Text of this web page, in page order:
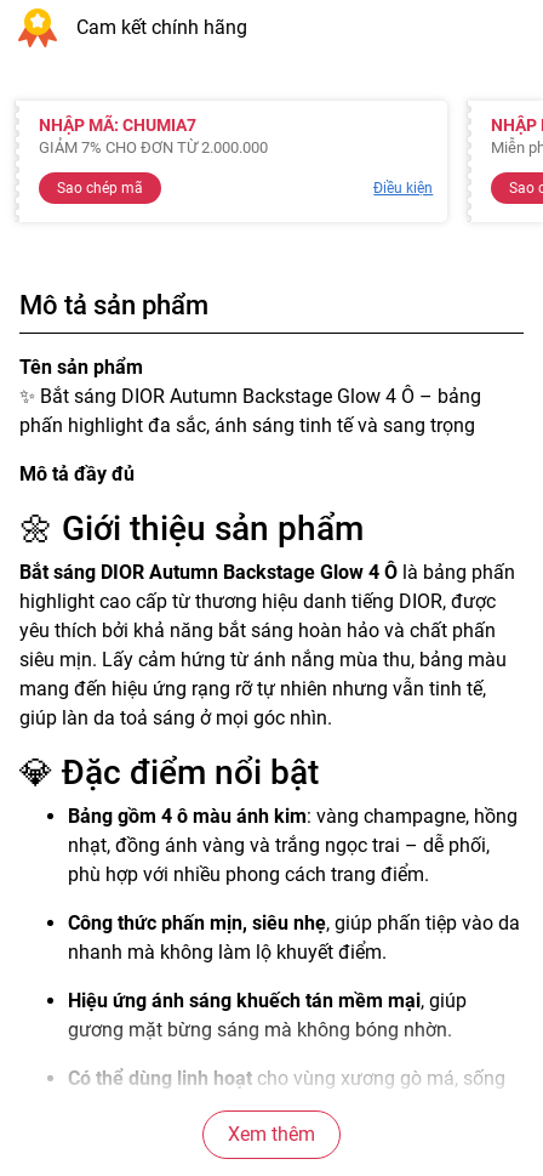
Cam kết chính hãng
NHẬP MÃ: CHUMIA7
GIẢM 7% CHO ĐƠN TỪ 2.000.000
Sao chép mã Điều kiện
NHẬP
Miễn
Sao
Mô tả sản phẩm
Tên sản phẩm
✨ Bắt sáng DIOR Autumn Backstage Glow 4 Ô – bảng
phấn highlight đa sắc, ánh sáng tinh tế và sang trọng
Mô tả đầy đủ
🌼 Giới thiệu sản phẩm
Bắt sáng DIOR Autumn Backstage Glow 4 Ô là bảng phấn
highlight cao cấp từ thương hiệu danh tiếng DIOR, được
yêu thích bởi khả năng bắt sáng hoàn hảo và chất phấn
siêu mịn. Lấy cảm hứng từ ánh nắng mùa thu, bảng màu
mang đến hiệu ứng rạng rỡ tự nhiên nhưng vẫn tinh tế,
giúp làn da toả sáng ở mọi góc nhìn.
💎 Đặc điểm nổi bật
Bảng gồm 4 ô màu ánh kim: vàng champagne, hồng
nhạt, đồng ánh vàng và trắng ngọc trai – dễ phối,
phù hợp với nhiều phong cách trang điểm.
Công thức phấn mịn, siêu nhẹ, giúp phấn tiệp vào da
nhanh mà không làm lộ khuyết điểm.
Hiệu ứng ánh sáng khuếch tán mềm mại, giúp
gương mặt bừng sáng mà không bóng nhờn.
Có thể dùng linh hoạt cho vùng xương gò má, sống
mũi, bầu mắt hoặc phần xương cổ để tạo hiệu ứng
căng bóng tự nhiên.Xem thêm